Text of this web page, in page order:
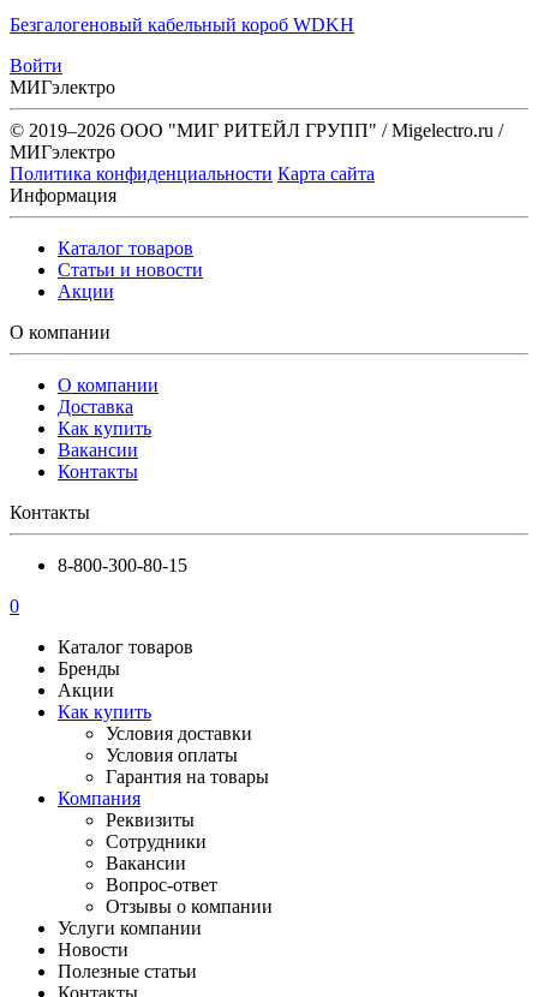
Безгалогеновый кабельный короб WDKH
Войти
МИГэлектро
© 2019–2026 ООО "МИГ РИТЕЙЛ ГРУПП" / Migelectro.ru /
МИГэлектро
Политика конфиденциальности Карта сайта
Информация
Каталог товаров
Статьи и новости
Акции
О компании
О компании
Доставка
Как купить
Вакансии
Контакты
Контакты
8-800-300-80-15
0
Каталог товаров
Бренды
Акции
Как купить
Условия доставки
Условия оплаты
Гарантия на товары
Компания
Реквизиты
Сотрудники
Вакансии
Вопрос-ответ
Отзывы о компании
Услуги компании
Новости
Полезные статьи
Контакты